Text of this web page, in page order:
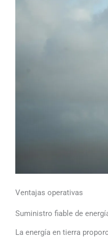
Ventajas operativas
Suministro fiable de
La energía en tierra